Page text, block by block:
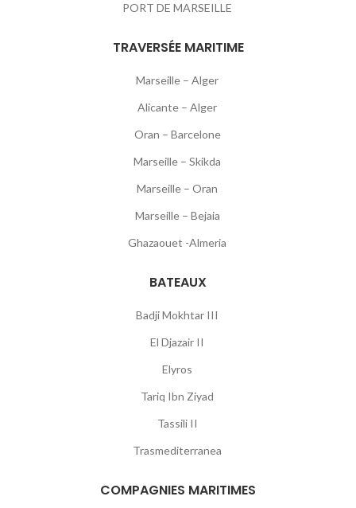
PORT DE MARSEILLE
TRAVERSÉE MARITIME
Marseille – Alger
Alicante – Alger
Oran – Barcelone
Marseille – Skikda
Marseille – Oran
Marseille – Bejaia
Ghazaouet -Almeria
BATEAUX
Badji Mokhtar III
El Djazair II
Elyros
Tariq Ibn Ziyad
Tassili II
Trasmediterranea
COMPAGNIES MARITIMES